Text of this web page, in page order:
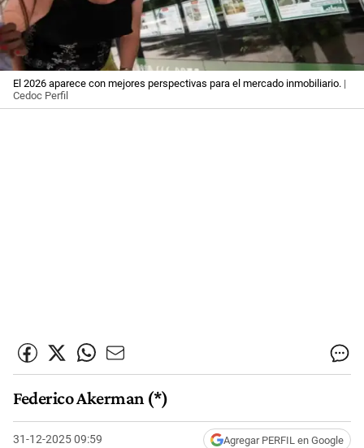
El 2026 aparece con mejores perspectivas para el mercado inmobiliario. |
Cedoc Perfil
Federico Akerman (*)
31-12-2025 09:59 Agregar PERFIL en Google